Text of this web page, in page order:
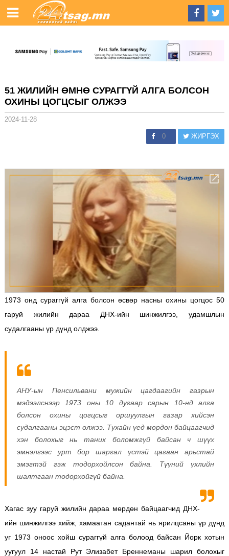
51 ЖИЛИЙН ӨМНӨ СУРАГГҮЙ АЛГА БОЛСОН
ОХИНЫ ЦОГЦСЫГ ОЛЖЭЭ
2024-11-28
0 ЖИРГЭХ
1973 онд сураггүй алга болсон өсвөр насны охины цогцос 50
гаруй жилийн дараа ДНХ-ийн шинжилгээ, удамшлын
судалгааны үр дүнд олджээ.
АНУ-ын Пенсильвани мужийн цагдаагийн газрын
мэдээлснээр 1973 оны 10 дугаар сарын 10-нд алга
болсон охины цогцсыг оршуулгын газар хийсэн
судалгааны эцэст олжээ. Тухайн үед мөрдөн байцаагчид
хэн болохыг нь таних боломжгүй байсан ч шүүх
эмнэлгээс урт бор шаргал үстэй цагаан арьстай
эмэгтэй гэж тодорхойлсон байна. Түүний үхлийн
шалтгаан тодорхойгүй байна.
Хагас зуу гаруй жилийн дараа мөрдөн байцаагчид ДНХ-
ийн шинжилгээ хийж, хамаатан садантай нь ярилцсаны үр дүнд
уг 1973 оноос хойш сураггүй алга болоод байсан Йорк хотын
уугуул 14 настай Рут Элизабет Бреннеманы шарил болохыг